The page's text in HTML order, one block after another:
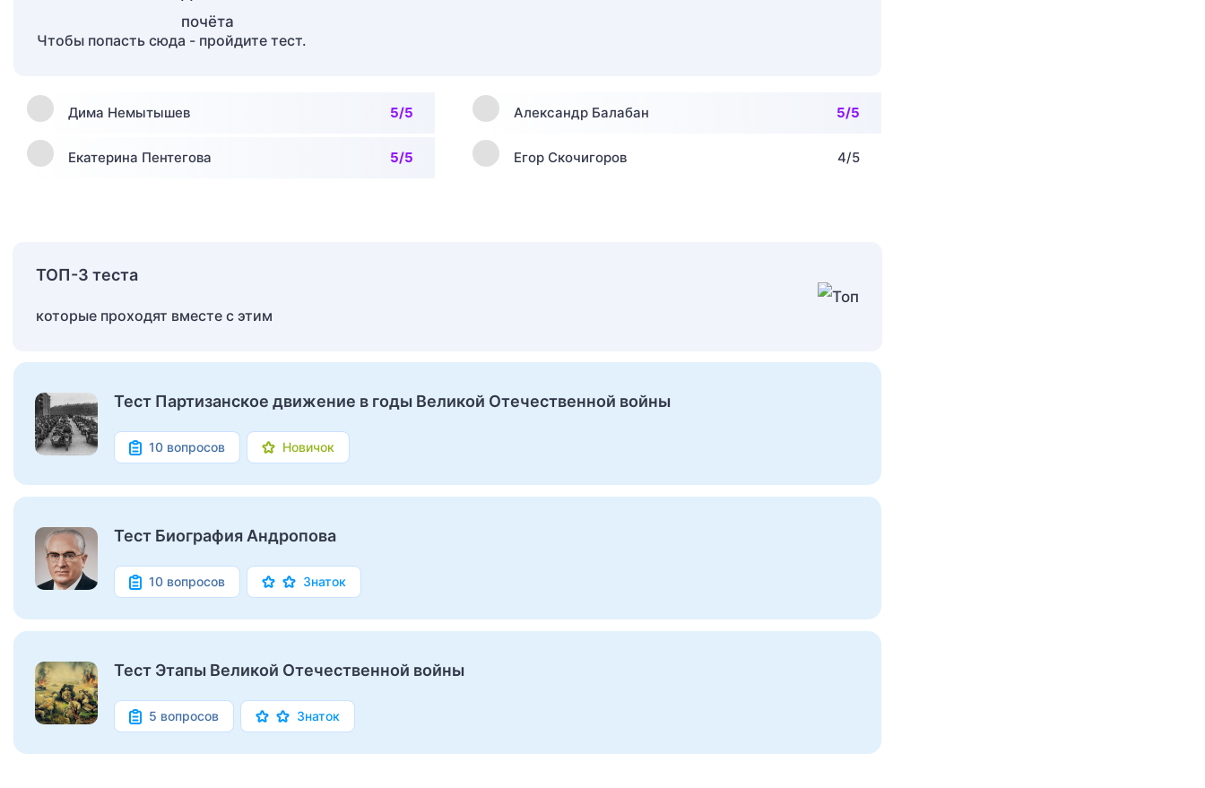
Чтобы попасть сюда - пройдите тест.
Дима Немытышев 5/5 Александр Балабан 5/5
Екатерина Пентегова 5/5 Егор Скочигоров 4/5
ТОП-3 теста
которые проходят вместе с этим
Тест Партизанское движение в годы Великой Отечественной войны
10 вопросов Новичок
Тест Биография Андропова
10 вопросов Знаток
Тест Этапы Великой Отечественной войны
5 вопросов Знаток